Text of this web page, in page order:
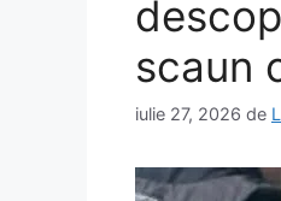
scaun
iulie 27, 2026 de